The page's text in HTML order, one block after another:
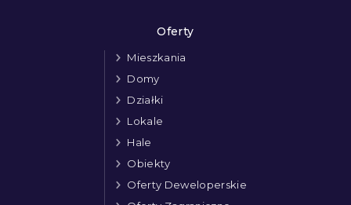
Oferty
Mieszkania
Domy
Działki
Lokale
Hale
Obiekty
Oferty Deweloperskie